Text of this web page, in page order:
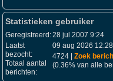
Statistieken gebruiker
Geregistreerd:28 jul 2007 9:24
Laatst
bezocht:
09 aug 2026 12:28
Totaal aantal
berichten:
4724 | Zoek
(0.36% van alle